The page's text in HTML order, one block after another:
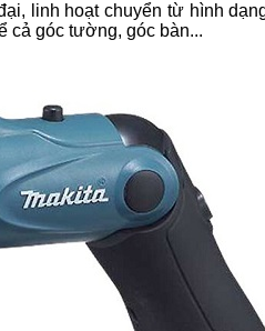
linh hoạt chuyển từ hình
cả góc tường, góc bàn...